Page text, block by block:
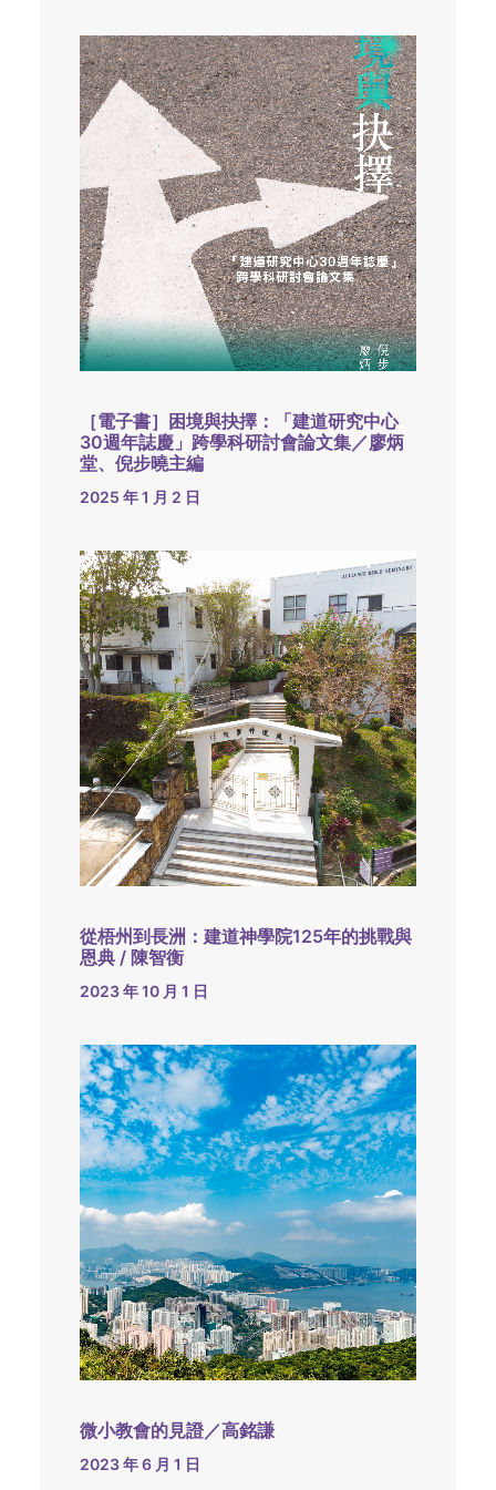
［電子書］困境與抉擇：「建道研究中心
30週年誌慶」跨學科研討會論文集／廖炳
堂、倪步曉主編
2025 年 1 月 2 日
從梧州到長洲：建道神學院125年的挑戰與
恩典 / 陳智衡
2023 年 10 月 1 日
微小教會的見證／高銘謙
2023 年 6 月 1 日